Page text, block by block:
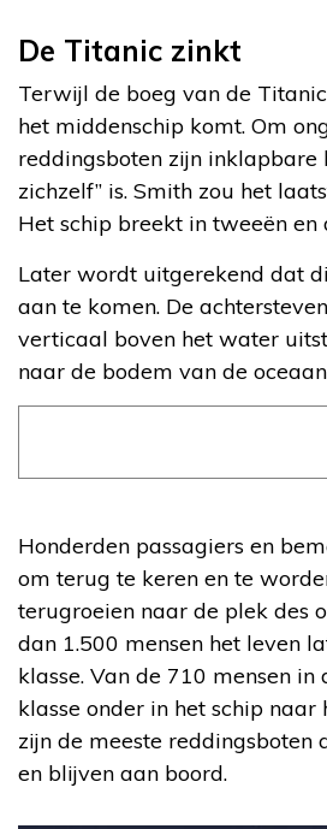
De Titanic zinkt
Terwijl de boeg van de
het middenschip komt. Om
reddingsboten zijn inklapbare
zichzelf” is. Smith zou het
Het schip breekt in tweeën
Later wordt uitgerekend dat
aan te komen. De
verticaal boven het water
naar de bodem van de
Honderden passagiers en
om terug te keren en te
terugroeien naar de plek des
dan 1.500 mensen het leven
klasse. Van de 710 mensen
klasse onder in het schip
zijn de meeste reddingsboten
en blijven aan boord.